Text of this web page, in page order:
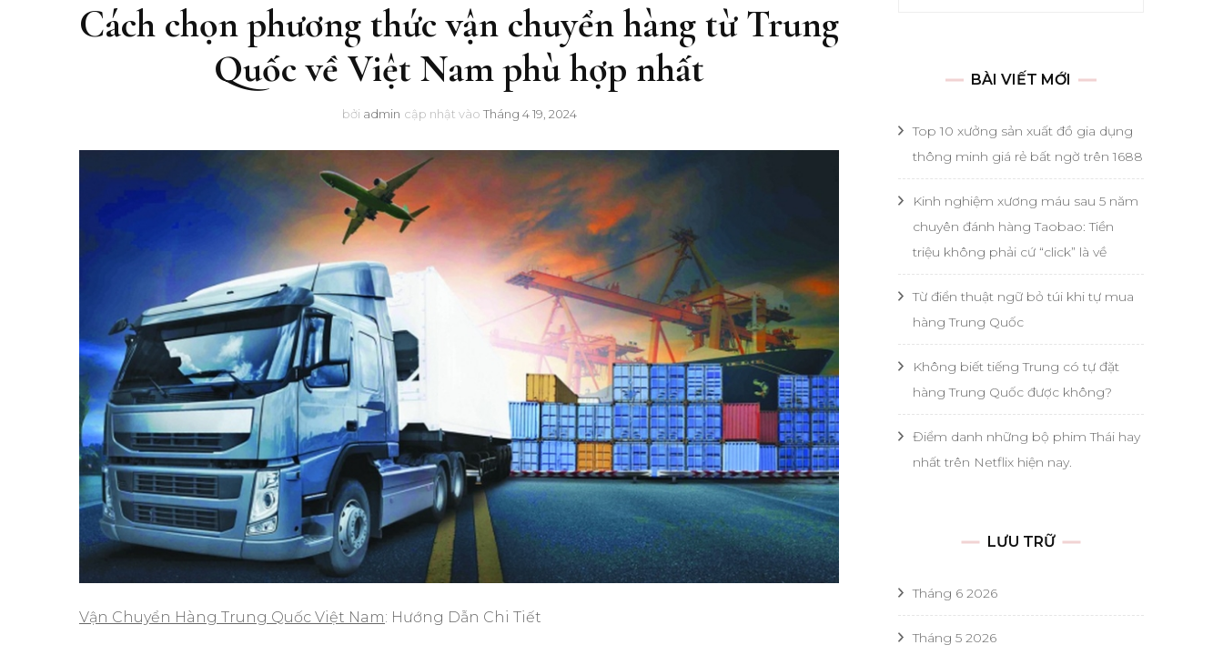
Cách chọn phương thức vận chuyển hàng từ Trung
Quốc về Việt Nam phù hợp nhất
bởi admin cập nhật vào Tháng 4 19, 2024
Vận Chuyển Hàng Trung Quốc Việt Nam: Hướng Dẫn Chi Tiết
BÀI VIẾT MỚI
Top 10 xưởng sản xuất đồ gia dụng
thông minh giá rẻ bất ngờ trên 1688
Kinh nghiệm xương máu sau 5 năm
chuyên đánh hàng Taobao: Tiền
triệu không phải cứ “click” là về
Từ điển thuật ngữ bỏ túi khi tự mua
hàng Trung Quốc
Không biết tiếng Trung có tự đặt
hàng Trung Quốc được không?
Điểm danh những bộ phim Thái hay
nhất trên Netflix hiện nay.
LƯU TRỮ
Tháng 6 2026
Tháng 5 2026